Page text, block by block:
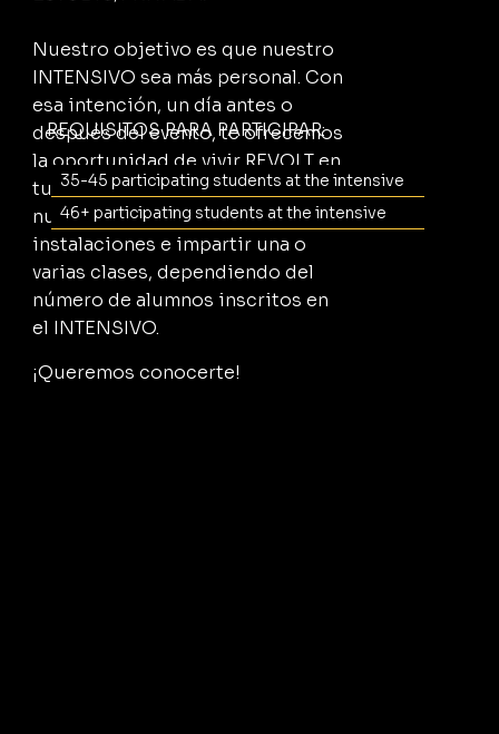
Nuestro objetivo es que nuestro
INTENSIVO sea más personal. Con
esa intención, un día antes o
después del evento, te ofrecemos
la oportunidad de vivir REVOLT en
tu estudio. Un profesor de
nuestro equipo podría ir a tus
instalaciones e impartir una o
varias clases, dependiendo del
número de alumnos inscritos en
el INTENSIVO.
¡Queremos conocerte!
35-45 participating students at the intensive
46+ participating students at the intensive
REQUISITOS PARA PARTICIPAR: